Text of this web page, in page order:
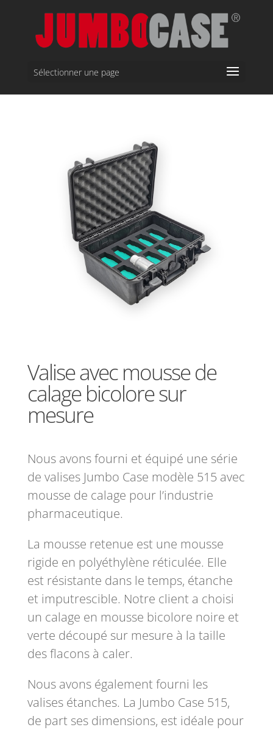
Sélectionner une page
Valise avec mousse de
calage bicolore sur
mesure
Nous avons fourni et équipé une série
de valises Jumbo Case modèle 515 avec
mousse de calage pour l’industrie
pharmaceutique.
La mousse retenue est une mousse
rigide en polyéthylène réticulée. Elle
est résistante dans le temps, étanche
et imputrescible. Notre client a choisi
un calage en mousse bicolore noire et
verte découpé sur mesure à la taille
des flacons à caler.
Nous avons également fourni les
valises étanches. La Jumbo Case 515,
de part ses dimensions, est idéale pour